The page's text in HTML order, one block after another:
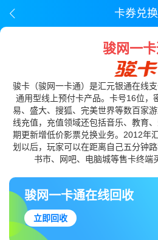
卡券兑换
骏网一
骏卡（骏网一卡通）是汇元银通在线
通用型线上预付卡产品。卡号16位，
易、盛大、搜狐、完美世界等数百家
线充值，充值领域还包括音乐、教育
期更新增低价影票兑换业务。2012年
划以后，玩家可以在距离自己五分钟
书市、网吧、电脑城等售卡终端
骏网一卡通在线回收
立即回收